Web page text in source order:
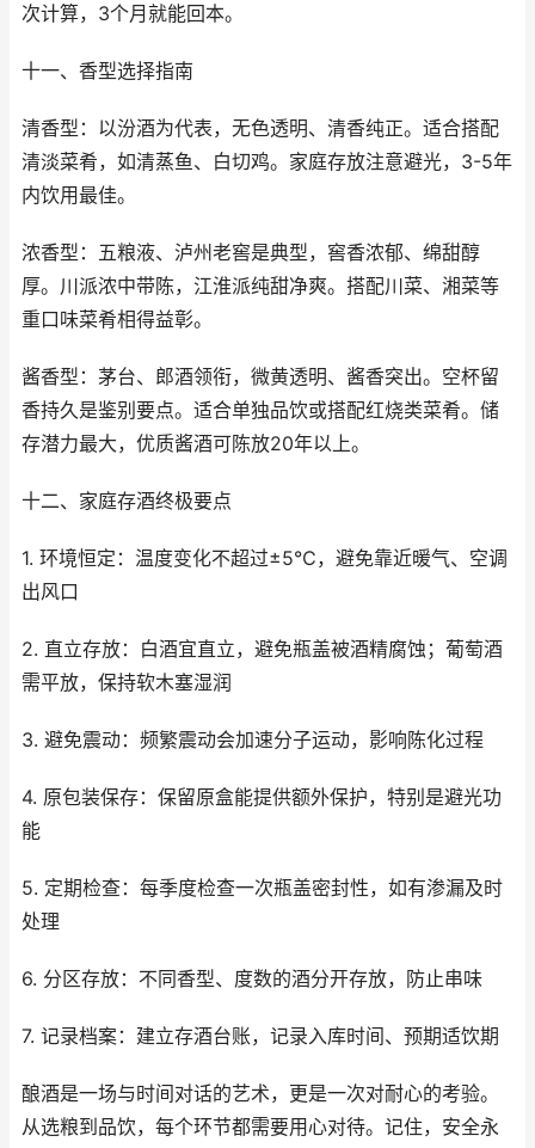
次计算，3个月就能回本。
十一、香型选择指南
清香型：以汾酒为代表，无色透明、清香纯正。适合搭配
清淡菜肴，如清蒸鱼、白切鸡。家庭存放注意避光，3-5年
内饮用最佳。
浓香型：五粮液、泸州老窖是典型，窖香浓郁、绵甜醇
厚。川派浓中带陈，江淮派纯甜净爽。搭配川菜、湘菜等
重口味菜肴相得益彰。
酱香型：茅台、郎酒领衔，微黄透明、酱香突出。空杯留
香持久是鉴别要点。适合单独品饮或搭配红烧类菜肴。储
存潜力最大，优质酱酒可陈放20年以上。
十二、家庭存酒终极要点
1. 环境恒定：温度变化不超过±5℃，避免靠近暖气、空调
出风口
2. 直立存放：白酒宜直立，避免瓶盖被酒精腐蚀；葡萄酒
需平放，保持软木塞湿润
3. 避免震动：频繁震动会加速分子运动，影响陈化过程
4. 原包装保存：保留原盒能提供额外保护，特别是避光功
能
5. 定期检查：每季度检查一次瓶盖密封性，如有渗漏及时
处理
6. 分区存放：不同香型、度数的酒分开存放，防止串味
7. 记录档案：建立存酒台账，记录入库时间、预期适饮期
酿酒是一场与时间对话的艺术，更是一次对耐心的考验。
从选粮到品饮，每个环节都需要用心对待。记住，安全永